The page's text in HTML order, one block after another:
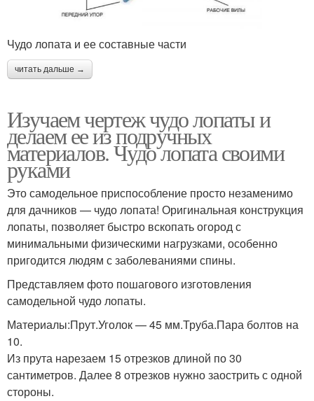
Чудо лопата и ее составные части
читать дальше →
Изучаем чертеж чудо лопаты и
делаем ее из подручных
материалов. Чудо лопата своими
руками
Это самодельное приспособление просто незаменимо
для дачников — чудо лопата! Оригинальная конструкция
лопаты, позволяет быстро вскопать огород с
минимальными физическими нагрузками, особенно
пригодится людям с заболеваниями спины.
Представляем фото пошагового изготовления
самодельной чудо лопаты.
Материалы:Прут.Уголок — 45 мм.Труба.Пара болтов на
10.
Из прута нарезаем 15 отрезков длиной по 30
сантиметров. Далее 8 отрезков нужно заострить с одной
стороны.